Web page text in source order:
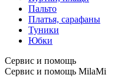
Пальто
Платья, сарафаны
Туники
Юбки
Сервис и помощь
Сервис и помощь MilaMi